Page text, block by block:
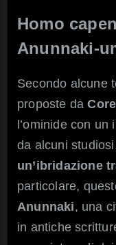
Homo
Anunnaki-
Secondo alcune
proposte da
l’ominide con
da alcuni
un’ibridazione
particolare,
Anunnaki, una
in antiche